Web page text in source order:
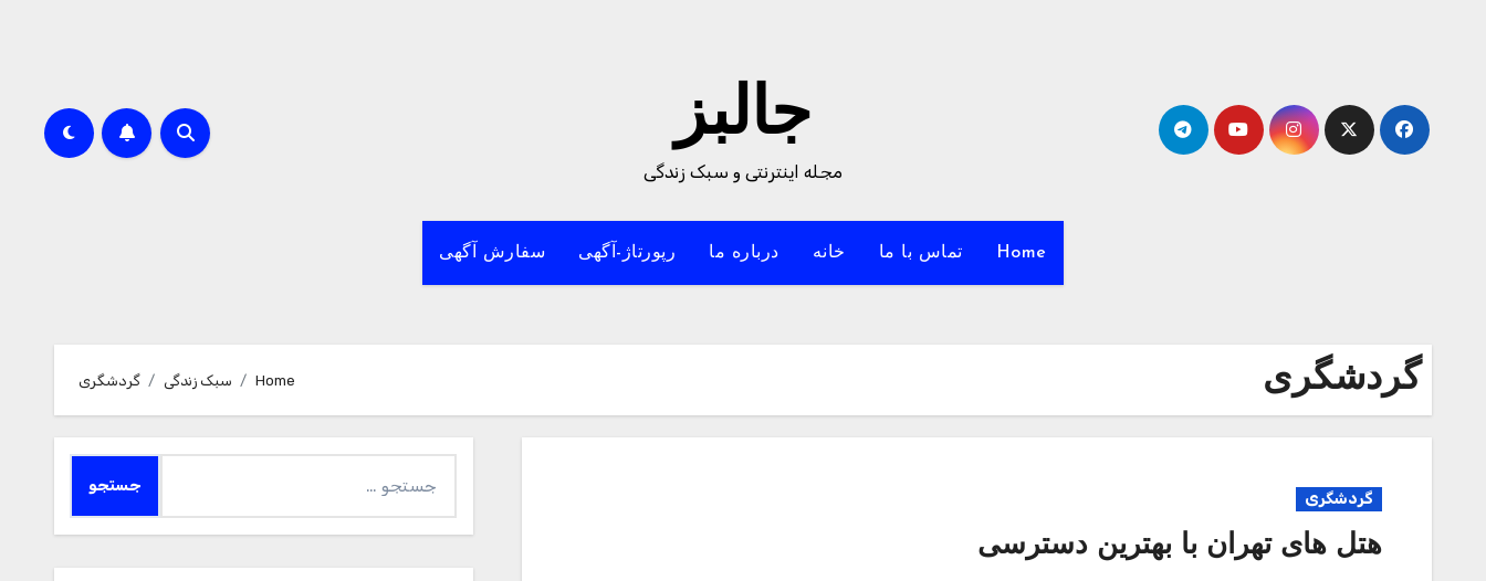
جالبز
مجله اینترنتی و سبک زندگی
Home تماس با ما خانه درباره ما رپورتاژ-آگهی سفارش آگهی
گردشگری Home سبک زندگی گردشگری
گردشگری
هتل‌ های تهران با بهترین دسترسی
برای: